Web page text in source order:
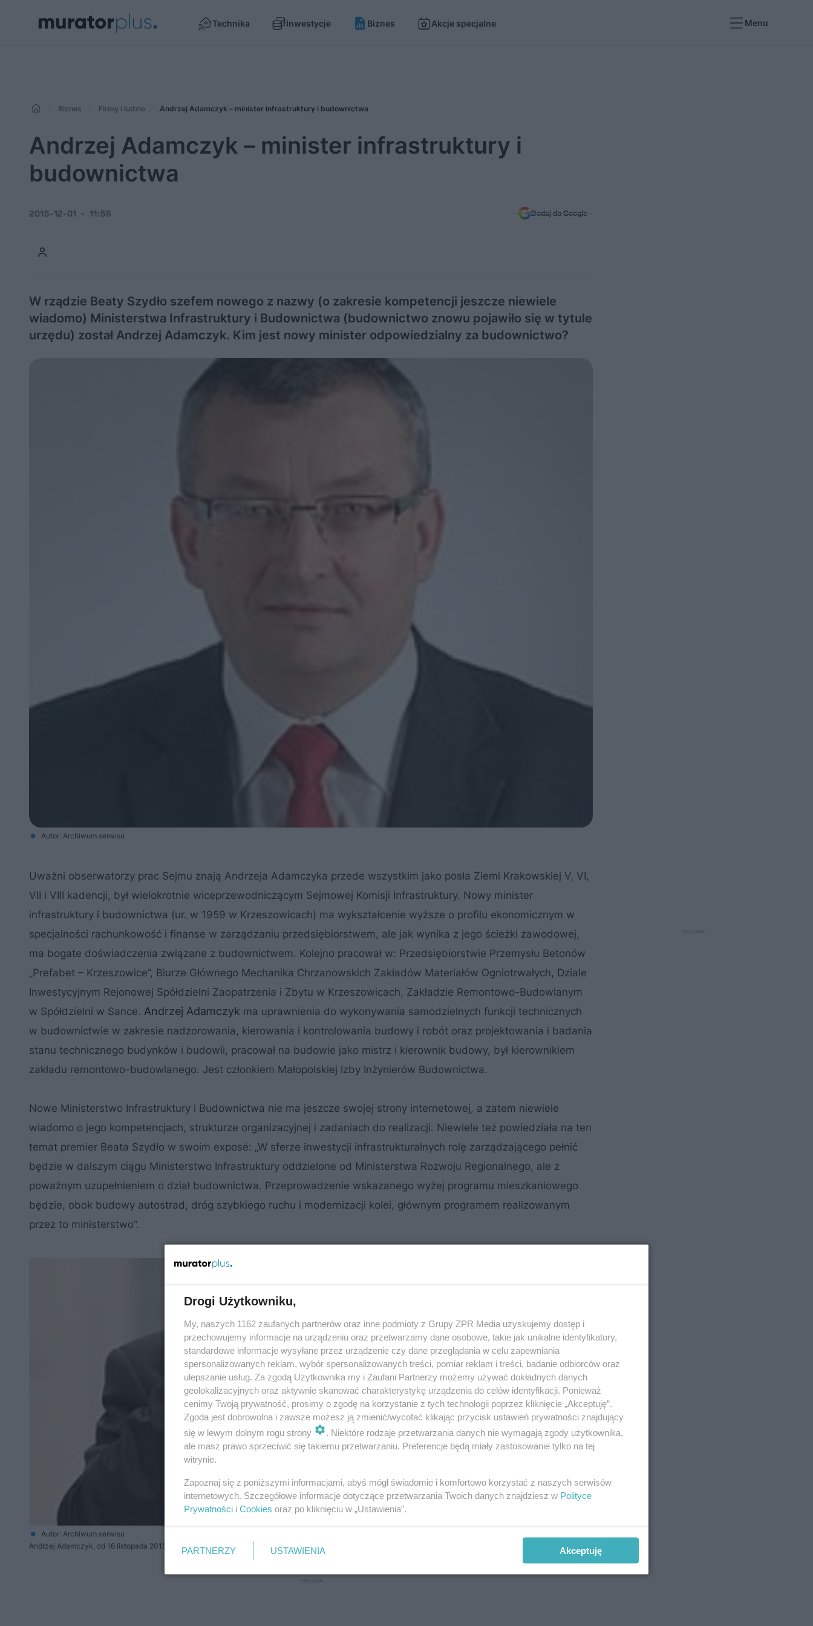
Technika Inwestycje Biznes Akcje specjalne Menu
Biznes Firmy i ludzie Andrzej Adamczyk – minister infrastruktury i budownictwa
Andrzej Adamczyk – minister infrastruktury i
budownictwa
2015-12-01 11:56 Dodaj do Google
W rządzie Beaty Szydło szefem nowego z nazwy (o zakresie kompetencji jeszcze niewiele
wiadomo) Ministerstwa Infrastruktury i Budownictwa (budownictwo znowu pojawiło się w tytule
urzędu) został Andrzej Adamczyk. Kim jest nowy minister odpowiedzialny za budownictwo?
Autor: Archiwum serwisu
Uważni obserwatorzy prac Sejmu znają Andrzeja Adamczyka przede wszystkim jako posła Ziemi Krakowskiej V, VI,
VII i VIII kadencji, był wielokrotnie wiceprzewodniczącym Sejmowej Komisji Infrastruktury. Nowy minister
infrastruktury i budownictwa (ur. w 1959 w Krzeszowicach) ma wykształcenie wyższe o profilu ekonomicznym w
specjalności rachunkowość i finanse w zarządzaniu przedsiębiorstwem, ale jak wynika z jego ścieżki zawodowej,
ma bogate doświadczenia związane z budownictwem. Kolejno pracował w: Przedsiębiorstwie Przemysłu Betonów
„Prefabet – Krzeszowice”, Biurze Głównego Mechanika Chrzanowskich Zakładów Materiałów Ogniotrwałych, Dziale
Inwestycyjnym Rejonowej Spółdzielni Zaopatrzenia i Zbytu w Krzeszowicach, Zakładzie Remontowo-Budowlanym
w Spółdzielni w Sance. Andrzej Adamczyk ma uprawnienia do wykonywania samodzielnych funkcji technicznych
w budownictwie w zakresie nadzorowania, kierowania i kontrolowania budowy i robót oraz projektowania i badania
stanu technicznego budynków i budowli, pracował na budowie jako mistrz i kierownik budowy, był kierownikiem
zakładu remontowo-budowlanego. Jest członkiem Małopolskiej Izby Inżynierów Budownictwa.
Nowe Ministerstwo Infrastruktury i Budownictwa nie ma jeszcze swojej strony internetowej, a zatem niewiele
wiadomo o jego kompetencjach, strukturze organizacyjnej i zadaniach do realizacji. Niewiele też powiedziała na ten
temat premier Beata Szydło w swoim exposé: „W sferze inwestycji infrastrukturalnych rolę zarządzającego pełnić
będzie w dalszym ciągu Ministerstwo Infrastruktury oddzielone od Ministerstwa Rozwoju Regionalnego, ale z
poważnym uzupełnieniem o dział budownictwa. Przeprowadzenie wskazanego wyżej programu mieszkaniowego
będzie, obok budowy autostrad, dróg szybkiego ruchu i modernizacji kolei, głównym programem realizowanym
przez to ministerstwo”.
Autor: Archiwum serwisu
Andrzej Adamczyk, od 16 listopada 2015 minister infrastruktury i budownictwa
Drogi Użytkowniku,
My, naszych 1162 zaufanych partnerów oraz inne podmioty z Grupy ZPR Media uzyskujemy dostęp i
przechowujemy informacje na urządzeniu oraz przetwarzamy dane osobowe, takie jak unikalne identyfikatory,
standardowe informacje wysyłane przez urządzenie czy dane przeglądania w celu zapewniania
spersonalizowanych reklam, wybór spersonalizowanych treści, pomiar reklam i treści, badanie odbiorców oraz
ulepszanie usług. Za zgodą Użytkownika my i Zaufani Partnerzy możemy używać dokładnych danych
geolokalizacyjnych oraz aktywnie skanować charakterystykę urządzenia do celów identyfikacji. Ponieważ
cenimy Twoją prywatność, prosimy o zgodę na korzystanie z tych technologii poprzez kliknięcie „Akceptuję”.
Zgoda jest dobrowolna i zawsze możesz ją zmienić/wycofać klikając przycisk ustawień prywatności znajdujący
się w lewym dolnym rogu strony
. Niektóre rodzaje przetwarzania danych nie wymagają zgody użytkownika,
ale masz prawo sprzeciwić się takiemu przetwarzaniu. Preferencje będą miały zastosowanie tylko na tej
witrynie.
Zapoznaj się z poniższymi informacjami, abyś mógł świadomie i komfortowo korzystać z naszych serwisów
internetowych. Szczegółowe informacje dotyczące przetwarzania Twoich danych znajdziesz w Polityce
Prywatności i Cookies oraz po kliknięciu w „Ustawienia”.
PARTNERZY USTAWIENIA Akceptuję